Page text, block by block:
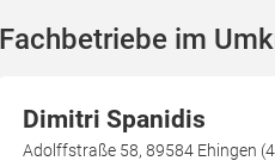
Fachbetriebe im
Dimitri Spanidis
Adolffstraße 58, 89584 Ehingen